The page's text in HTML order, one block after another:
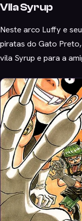
Vila Syrup
Neste arco Luffy e
piratas do Gato
vila Syrup e para a